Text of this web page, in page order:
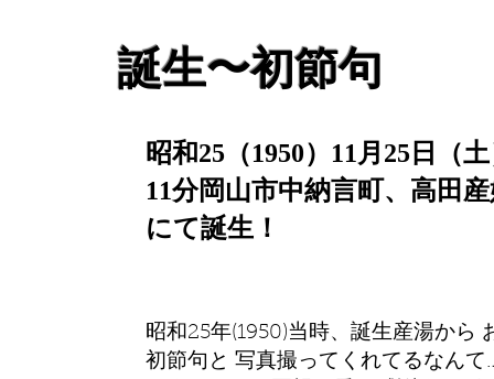
誕生〜初節句
昭和25（1950）11月25日（
11分岡山市中納言町、高田
にて誕生！
昭和25年(1950)当時、誕生産湯から
初節句と 写真撮ってくれてるなんて